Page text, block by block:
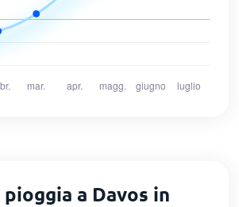
a Davos in